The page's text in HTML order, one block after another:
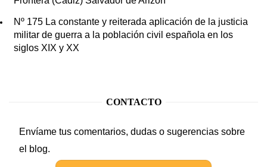
Nº 175 La constante y reiterada aplicación de la justicia
militar de guerra a la población civil española en los
siglos XIX y XX
CONTACTO
Envíame tus comentarios, dudas o sugerencias sobre
el blog.